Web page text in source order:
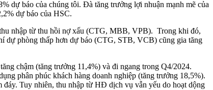
dự báo của chúng tôi. Đà tăng trưởng lợi nhuận mạnh mẽ của
dự báo của HSC.
nhập từ thu hồi nợ xấu (CTG, MBB, VPB). Trong khi đó,
dự phòng thấp hơn dự báo (CTG, STB, VCB) cũng gia tăng
chậm (tăng trưởng 11,4%) và đi ngang trong Q4/2024.
phân phúc khách hàng doanh nghiệp (tăng trưởng 18,5%).
Tuy nhiên, thu nhập từ HĐ dịch vụ vẫn yếu do hoạt dộng